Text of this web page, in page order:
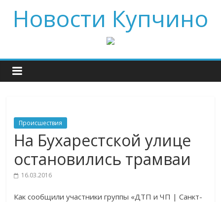
Новости Купчино
Происшествия
На Бухарестской улице
остановились трамваи
16.03.2016
Как сообщили участники группы «ДТП и ЧП | Санкт-